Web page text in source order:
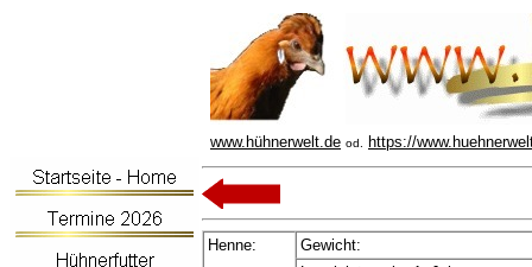
www.hühnerwelt.de od. https://
Henne:
Gewicht: